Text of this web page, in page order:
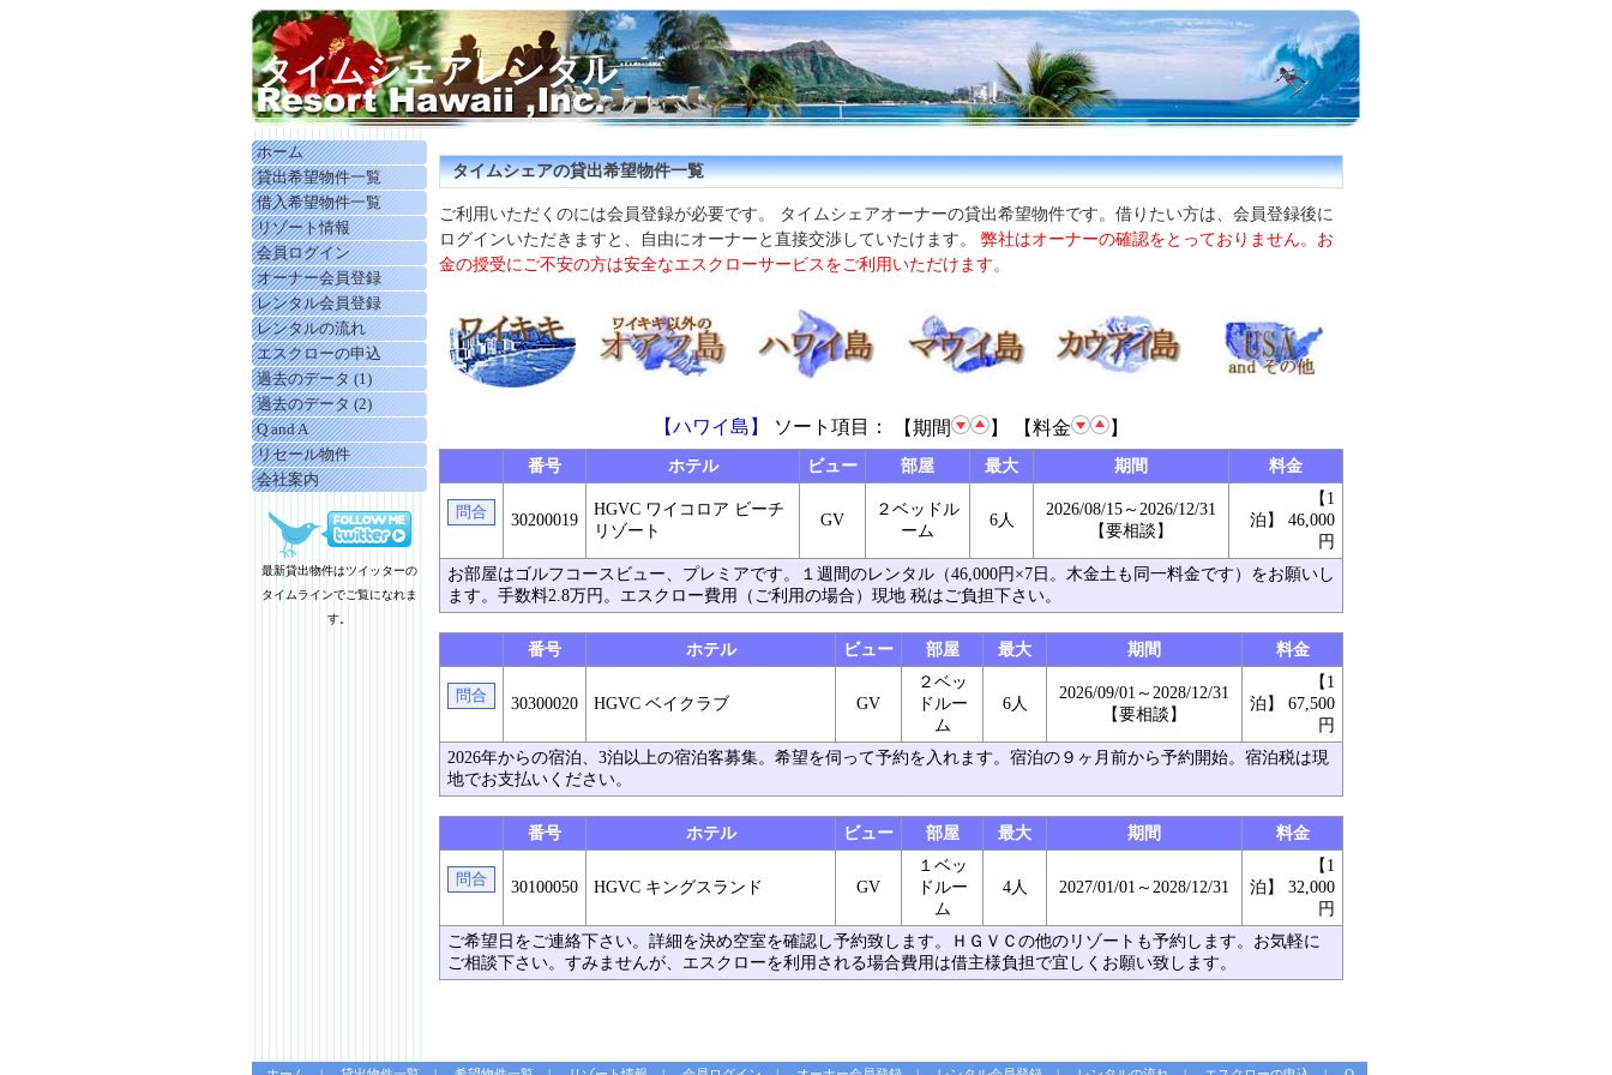
タイムシェアレンタル
ホーム
貸出希望物件一覧
借入希望物件一覧
リゾート情報
会員ログイン
オーナー会員登録
レンタル会員登録
レンタルの流れ
エスクローの申込
過去のデータ (1)
過去のデータ (2)
Q and A
リセール物件
会社案内
最新貸出物件はツイッターの
タイムラインでご覧になれま
す。
タイムシェアの貸出希望物件一覧
ご利用いただくのには会員登録が必要です。 タイムシェアオーナーの貸出希望物件です。借りたい方は、会員登録後に
ログインいただきますと、自由にオーナーと直接交渉していたけます。 弊社はオーナーの確認をとっておりません。お
金の授受にご不安の方は安全なエスクローサービスをご利用いただけます。
【ハワイ島】 ソート項目： 【期間 】 【料金 】
番号 ホテル ビュー 部屋 最大 期間 料金
30200019
HGVC ワイコロア ビーチ
リゾート
GV
２ベッドル
ーム
6人
2026/08/15～2026/12/31
【要相談】
【1
泊】 46,000
円
お部屋はゴルフコースビュー、プレミアです。１週間のレンタル（46,000円×7日。木金土も同一料金です）をお願いし
ます。手数料2.8万円。エスクロー費用（ご利用の場合）現地 税はご負担下さい。
番号 ホテル ビュー 部屋 最大 期間 料金
30300020 HGVC ベイクラブ GV
２ベッ
ドルー
ム
6人
2026/09/01～2028/12/31
【要相談】
【1
泊】 67,500
円
2026年からの宿泊、3泊以上の宿泊客募集。希望を伺って予約を入れます。宿泊の９ヶ月前から予約開始。宿泊税は現
地でお支払いください。
番号 ホテル ビュー 部屋 最大 期間 料金
30100050 HGVC キングスランド GV
１ベッ
ドルー
ム
4人 2027/01/01～2028/12/31
【1
泊】 32,000
円
ご希望日をご連絡下さい。詳細を決め空室を確認し予約致します。ＨＧＶＣの他のリゾートも予約します。お気軽に
ご相談下さい。すみませんが、エスクローを利用される場合費用は借主様負担で宜しくお願い致します。